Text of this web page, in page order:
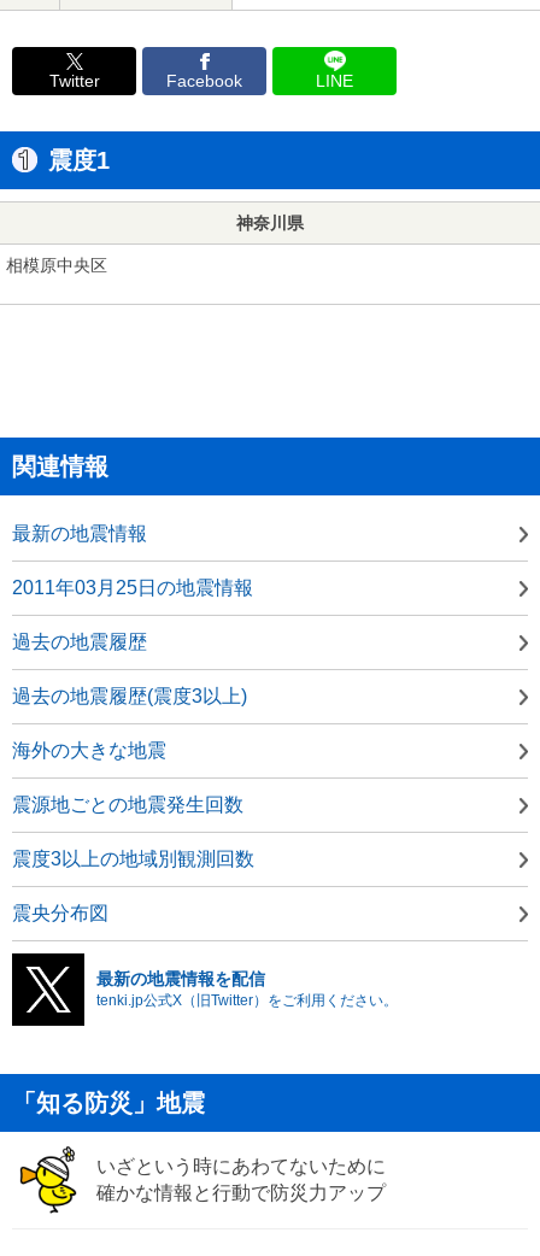
Twitter Facebook LINE
震度1
神奈川県
相模原中央区
関連情報
最新の地震情報
2011年03月25日の地震情報
過去の地震履歴
過去の地震履歴(震度3以上)
海外の大きな地震
震源地ごとの地震発生回数
震度3以上の地域別観測回数
震央分布図
最新の地震情報を配信
tenki.jp公式X（旧Twitter）をご利用ください。
「知る防災」地震
いざという時にあわてないために
確かな情報と行動で防災力アップ